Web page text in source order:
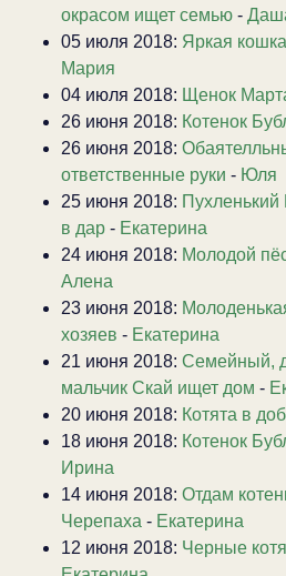
окрасом ищет семью -
05 июля 2018: Яркая
Мария
04 июля 2018: Щенок
26 июня 2018: Котенок
26 июня 2018:
ответственные руки - Юля
25 июня 2018:
в дар - Екатерина
24 июня 2018: Молодой
Алена
23 июня 2018:
хозяев - Екатерина
21 июня 2018: Семейный,
мальчик Скай ищет дом -
20 июня 2018: Котята в
18 июня 2018: Котенок
Ирина
14 июня 2018: Отдам
Черепаха - Екатерина
12 июня 2018: Черные